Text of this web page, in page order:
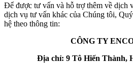
Để được tư vấn và hỗ trợ thêm về dịch
dịch vụ tư vấn khác của Chúng tôi,
hệ theo thông tin:
CÔNG TY
Địa chỉ: 9 Tô Hiến Thành,